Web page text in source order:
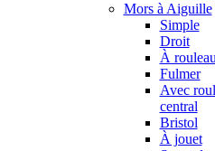
Mors à Aiguille
Simple
Droit
À
Fulmer
Avec
central
Bristol
À jouet